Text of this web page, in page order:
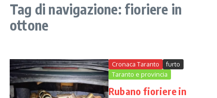
Tag di navigazione: fioriere in
ottone
Cronaca Taranto
furto
Taranto e provincia
Rubano fioriere in